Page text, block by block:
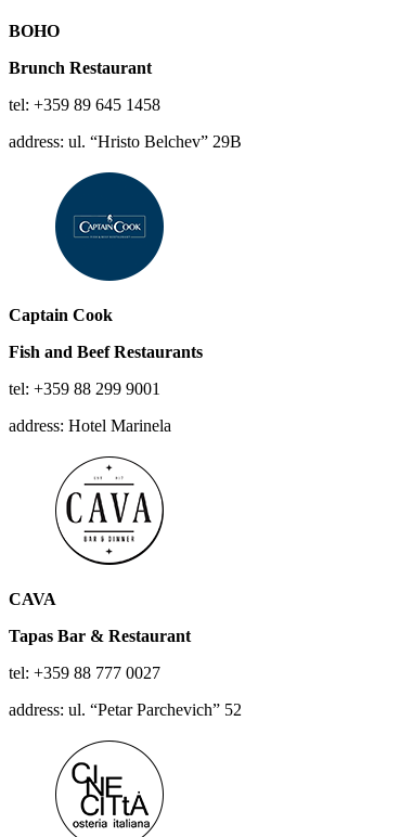
BOHO
Brunch Restaurant
tel: +359 89 645 1458
address: ul. “Hristo Belchev” 29B
Captain Cook
Fish and Beef Restaurants
tel: +359 88 299 9001
address: Hotel Marinela
CAVA
Tapas Bar & Restaurant
tel: +359 88 777 0027
address: ul. “Petar Parchevich” 52